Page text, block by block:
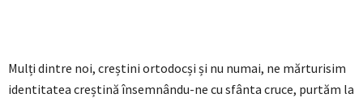
Mulți dintre noi, creștini ortodocși și nu numai, ne mărturisim
identitatea creștină însemnându-ne cu sfânta cruce, purtăm la